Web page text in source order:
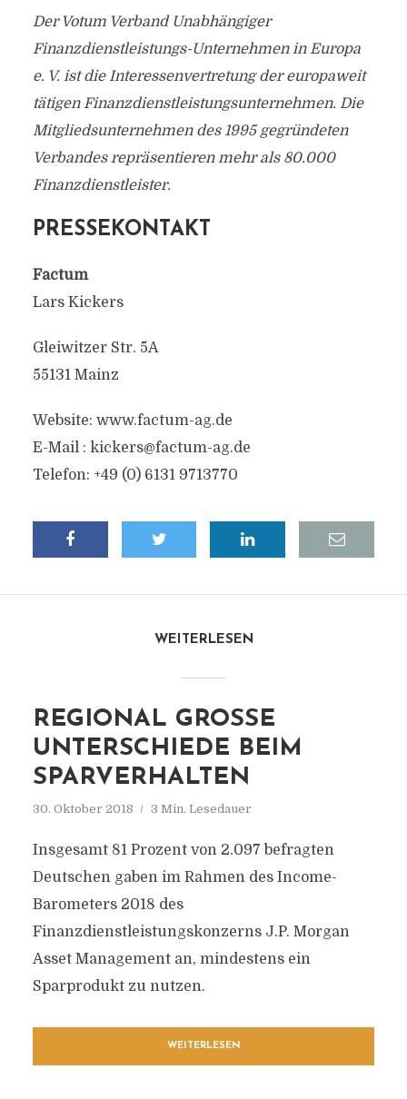
Der Votum Verband Unabhängiger
Finanzdienstleistungs-Unternehmen in Europa
e. V. ist die Interessenvertretung der europaweit
tätigen Finanzdienstleistungsunternehmen. Die
Mitgliedsunternehmen des 1995 gegründeten
Verbandes repräsentieren mehr als 80.000
Finanzdienstleister.
PRESSEKONTAKT
Factum
Lars Kickers
Gleiwitzer Str. 5A
55131 Mainz
Website: www.factum-ag.de
E-Mail : kickers@factum-ag.de
Telefon: +49 (0) 6131 9713770
WEITERLESEN
REGIONAL GROSSE U
NTERSCHIEDE BEIM S
PARVERHALTEN
30. Oktober 2018 3 Min. Lesedauer
Insgesamt 81 Prozent von 2.097 befragten
Deutschen gaben im Rahmen des Income-
Barometers 2018 des
Finanzdienstleistungskonzerns J.P. Morgan
Asset Management an, mindestens ein
Sparprodukt zu nutzen.
WEITERLESEN